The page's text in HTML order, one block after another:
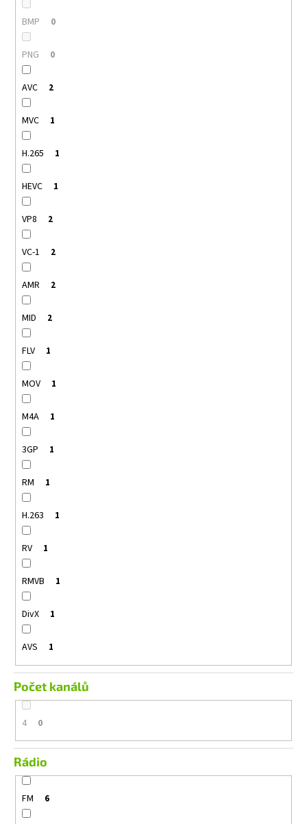
BMP 0
PNG 0
AVC 2
MVC 1
H.265 1
HEVC 1
VP8 2
VC-1 2
AMR 2
MID 2
FLV 1
MOV 1
M4A 1
3GP 1
RM 1
H.263 1
RV 1
RMVB 1
DivX 1
AVS 1
Počet kanálů
4 0
Rádio
FM 6